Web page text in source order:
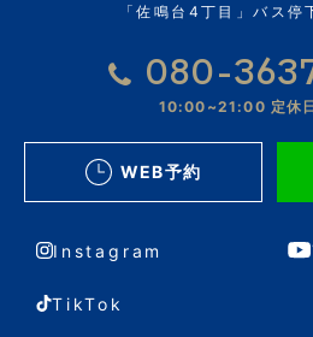
「佐鳴台4丁目」バス停
080-
10:00~21:00 定休
WEB予約
Instagram
TikTok